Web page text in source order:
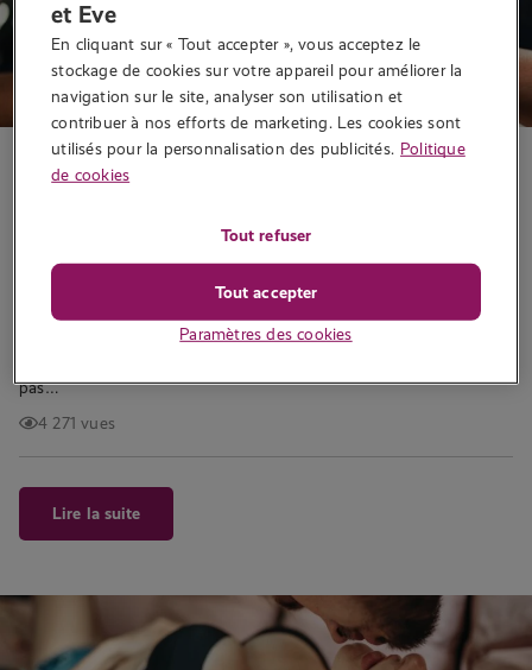
Histoire érotique
Hier, j’ai eu un rencard merveilleux avec un homme encore plus
merveilleux. Quelques heures plus tard, il est apparu clairement
que nous n’avions pas d’avenir ensemble, sauf pour passer un
pas…
4 271 vues
Lire la suite
et Eve
En cliquant sur « Tout accepter », vous acceptez le
stockage de cookies sur votre appareil pour améliorer la
navigation sur le site, analyser son utilisation et
contribuer à nos efforts de marketing. Les cookies sont
utilisés pour la personnalisation des publicités. Politique
de cookies
Paramètres des cookies
Tout refuser
Tout accepter